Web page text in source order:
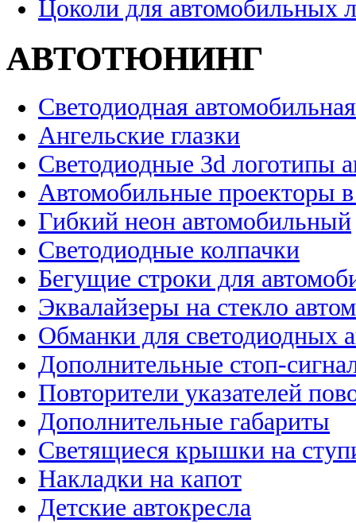
Цоколи для автомобильных
АВТОТЮНИНГ
Светодиодная
Ангельские глазки
Светодиодные 3d логотипы
Автомобильные проекторы
Гибкий неон автомобильный
Светодиодные колпачки
Бегущие строки для
Эквалайзеры на стекло
Обманки для светодиодных
Дополнительные стоп-
Повторители указателей
Дополнительные габариты
Светящиеся крышки на
Накладки на капот
Детские автокресла